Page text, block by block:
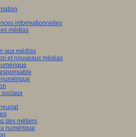
informationnelles
médias
aux médias
et nouveaux médias
sociaux
des métiers
numérique